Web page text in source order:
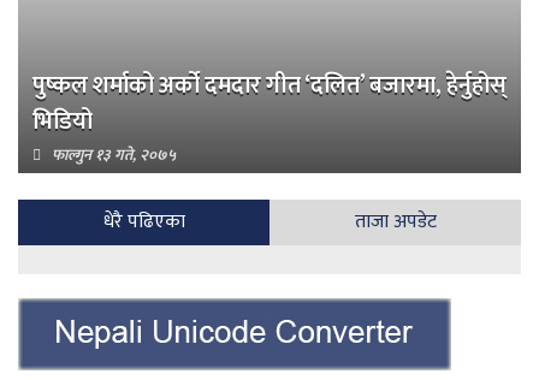
पुष्कल शर्माको अर्को दमदार गीत ‘दलित’ बजारमा, हेर्नुहोस्
भिडियो
फाल्गुन १३ गते, २०७५
धेरै पढिएका ताजा अपडेट